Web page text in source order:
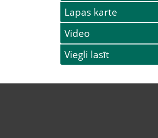
Lapas karte
Video
Viegli lasīt